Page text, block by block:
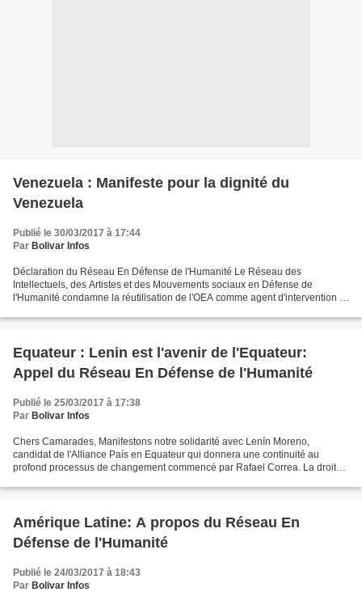
Venezuela : Manifeste pour la dignité du
Venezuela
Publié le 30/03/2017 à 17:44
Par Bolivar Infos
Déclaration du Réseau En Défense de l'Humanité Le Réseau des
Intellectuels, des Artistes et des Mouvements sociaux en Défense de
l'Humanité condamne la réutilisation de l'OEA comme agent d'intervention et
Equateur : Lenin est l'avenir de l'Equateur:
Appel du Réseau En Défense de l'Humanité
Publié le 25/03/2017 à 17:38
Par Bolivar Infos
Chers Camarades, Manifestons notre solidarité avec Lenín Moreno,
candidat de l'Alliance País en Equateur qui donnera une continuité au
profond processus de changement commencé par Rafael Correa. La droite
Amérique Latine: A propos du Réseau En
Défense de l'Humanité
Publié le 24/03/2017 à 18:43
Par Bolivar Infos